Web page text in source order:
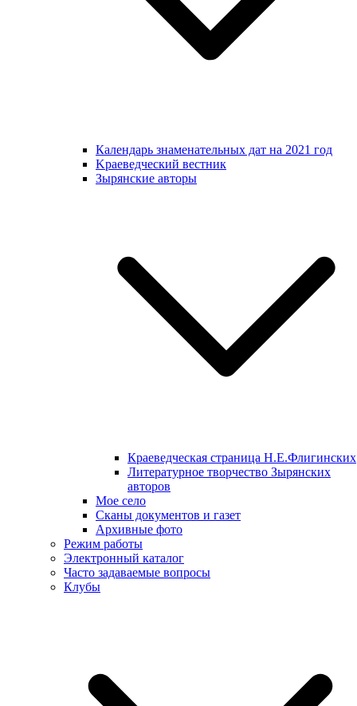
Календарь знаменательных дат на 2021 год
Kраеведческий вестник
Зырянские авторы
Краеведческая страница Н.Е.Флигинских
Литературное творчество Зырянских
авторов
Мое село
Сканы документов и газет
Архивные фото
Режим работы
Электронный каталог
Часто задаваемые вопросы
Клубы